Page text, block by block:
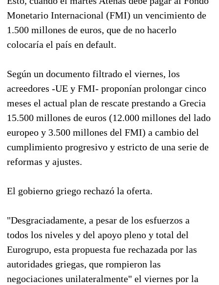
Monetario Internacional (FMI) un vencimiento de
1.500 millones de euros, que de no hacerlo
colocaría el país en default.
Según un documento filtrado el viernes, los
acreedores -UE y FMI- proponían prolongar cinco
meses el actual plan de rescate prestando a Grecia
15.500 millones de euros (12.000 millones del lado
europeo y 3.500 millones del FMI) a cambio del
cumplimiento progresivo y estricto de una serie de
reformas y ajustes.
El gobierno griego rechazó la oferta.
"Desgraciadamente, a pesar de los esfuerzos a
todos los niveles y del apoyo pleno y total del
Eurogrupo, esta propuesta fue rechazada por las
autoridades griegas, que rompieron las
negociaciones unilateralmente" el viernes por la